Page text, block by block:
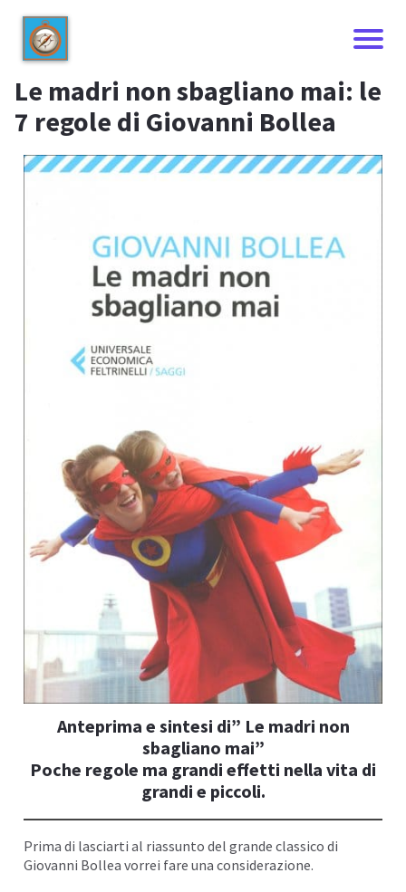
Le madri non sbagliano mai: le
7 regole di Giovanni Bollea
Anteprima e sintesi di” Le madri non
sbagliano mai”
Poche regole ma grandi effetti nella vita di
grandi e piccoli.
Prima di lasciarti al riassunto del grande classico di
Giovanni Bollea vorrei fare una considerazione.